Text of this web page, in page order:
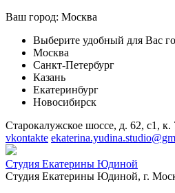
Ваш город: Москва
Выберите удобный для Вас
Москва
Санкт-Петербург
Казань
Екатеринбург
Новосибирск
Старокалужское шоссе, д. 62, с1,
vkontakte
Студия Екатерины Юдиной
Студия Екатерины Юдиной, г.